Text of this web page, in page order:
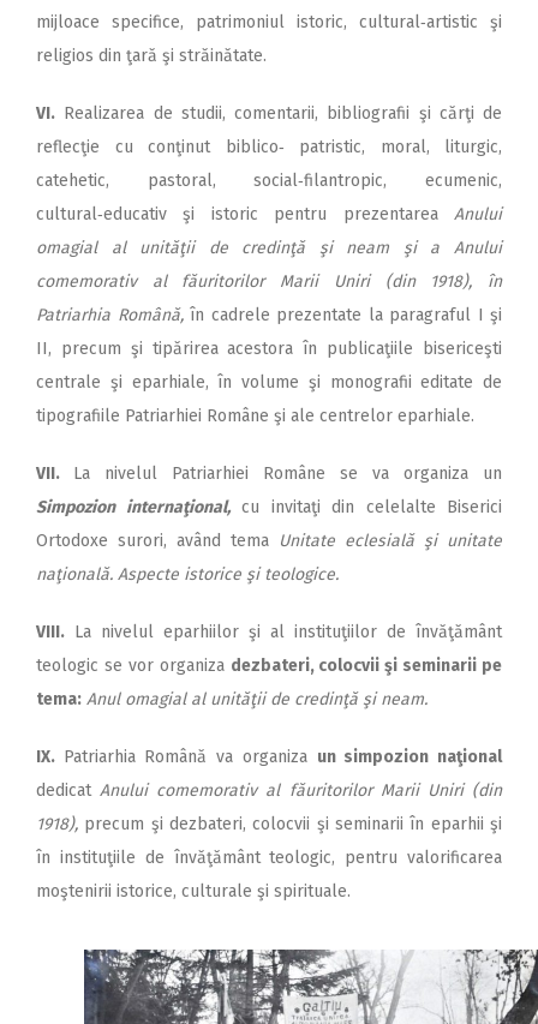
mijloace specifice, patrimoniul istoric, cultural‑artistic şi
religios din ţară şi străinătate.
VI. Realizarea de studii, comentarii, bibliografii şi cărţi de
reflecţie cu conţinut biblico‑ patristic, moral, liturgic,
catehetic, pastoral, social‑filantropic, ecumenic,
cultural‑educativ şi istoric pentru prezentarea Anului
omagial al unităţii de credinţă şi neam şi a Anului
comemorativ al făuritorilor Marii Uniri (din 1918), în
Patriarhia Română, în cadrele prezentate la paragraful I şi
II, precum şi tipărirea acestora în publicaţiile bisericeşti
centrale şi eparhiale, în volume şi monografii editate de
tipografiile Patriarhiei Române şi ale centrelor eparhiale.
VII. La nivelul Patriarhiei Române se va organiza un
Simpozion internaţional,cu invitaţi din celelalte Biserici
Ortodoxe surori, având tema Unitate eclesială şi unitate
naţională. Aspecte istorice şi teologice.
VIII. La nivelul eparhiilor şi al instituţiilor de învăţământ
teologic se vor organiza dezbateri, colocvii şi seminarii pe
tema: Anul omagial al unităţii de credinţă şi neam.
IX. Patriarhia Română va organiza un simpozion naţional
dedicatAnului comemorativ al făuritorilor Marii Uniri (din
1918), precum şi dezbateri, colocvii şi seminarii în eparhii şi
în instituţiile de învăţământ teologic, pentru valorificarea
moştenirii istorice, culturale şi spirituale.